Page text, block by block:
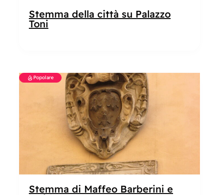
Stemma della città su Palazzo
Toni
Popolare
Stemma di Maffeo Barberini e